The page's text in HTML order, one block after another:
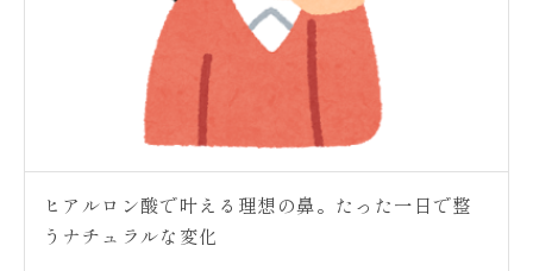
ヒアルロン酸で叶える理想の鼻。たった一日で整
うナチュラルな変化